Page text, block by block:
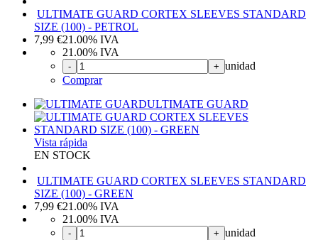
ULTIMATE GUARD CORTEX SLEEVES STANDARD
SIZE (100) - PETROL
7,99 €21.00% IVA
21.00% IVA
- + unidad
Comprar
ULTIMATE GUARD
Vista rápida
EN STOCK
ULTIMATE GUARD CORTEX SLEEVES STANDARD
SIZE (100) - GREEN
7,99 €21.00% IVA
21.00% IVA
- + unidad